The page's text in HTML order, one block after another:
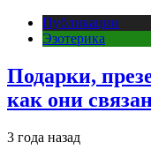
Публикации
Эзотерика
Подарки,
как они
3 года назад